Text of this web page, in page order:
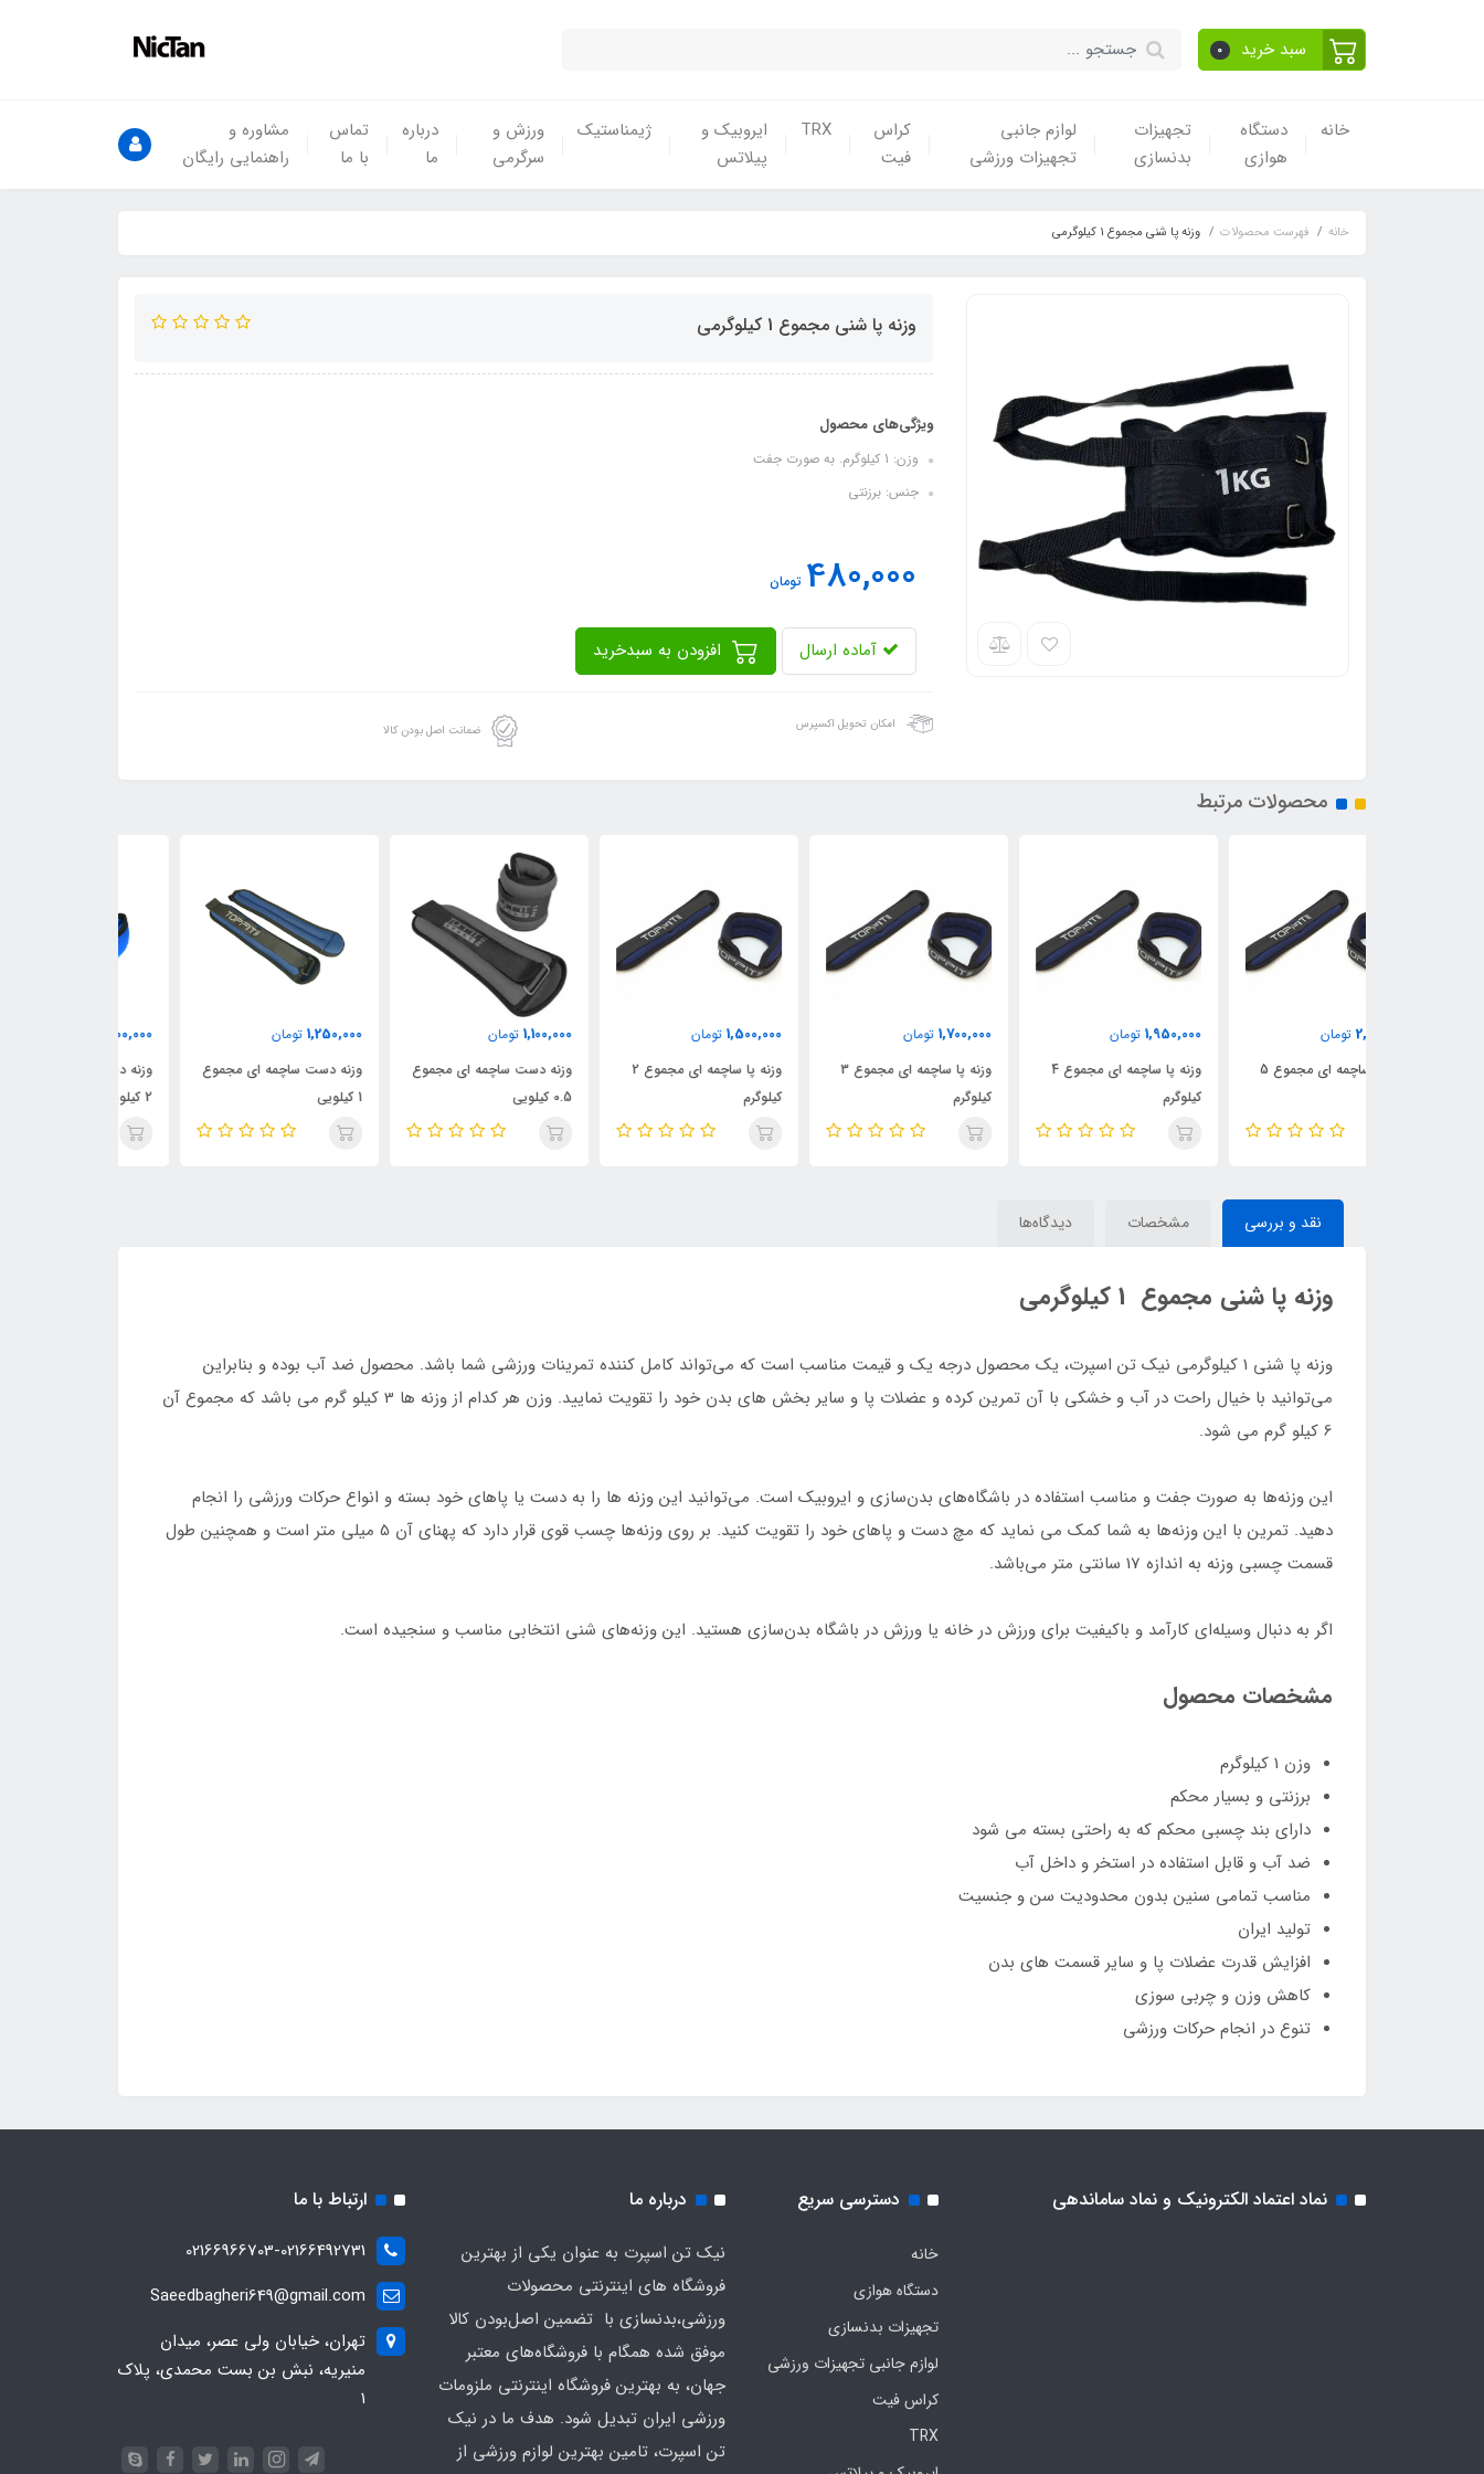
سبد خرید 0
خانه
دستگاه
هوازی
تجهیزات
بدنسازی
لوازم جانبی
تجهیزات ورزشی
کراس
فیت
TRX
ایروبیک و
پیلاتس
ژیمناستیک
ورزش و
سرگرمی
درباره
ما
تماس
با ما
مشاوره و
راهنمایی رایگان
خانه فهرست محصولات وزنه پا شنی مجموع 1 کیلوگرمی
وزنه پا شنی مجموع 1 کیلوگرمی
ویژگی‌های محصول
وزن: 1 کیلوگرم. به صورت جفت
جنس: برزنتی
480,000 تومان
آماده ارسال
امکان تحویل اکسپرس ضمانت اصل بودن کالا
محصولات مرتبط
1,950,000
وزنه پا ساچمه ای مجموع 4
1,700,000
وزنه پا ساچمه ای مجموع 3
1,500,000
وزنه پا ساچمه ای مجموع 2
1,100,000
وزنه دست ساچمه ای مجموع
1,250,000
وزنه دست ساچمه ای مجموع
1,500,000
وزنه دست ساچمه ای مجموع
نقد و بررسی مشخصات دیدگاه‌ها
وزنه پا شنی مجموع 1 کیلوگرمی
وزنه پا شنی 1 کیلوگرمی نیک تن اسپرت، یک محصول درجه یک و قیمت مناسب است که می‌تواند کامل کننده تمرینات ورزشی شما باشد. محصول ضد آب بوده و بنابراین
می‌توانید با خیال راحت در آب و خشکی با آن تمرین کرده و عضلات پا و سایر بخش های بدن خود را تقویت نمایید. وزن هر کدام از وزنه ها 3 کیلو گرم می باشد که مجموع آن
6 کیلو گرم می شود.
این وزنه‌ها به ‌صورت جفت و مناسب استفاده در باشگاه‌های بدن‌سازی و ایروبیک است. می‌توانید این وزنه ها را به دست یا پاهای خود بسته و انواع حرکات ورزشی را انجام
دهید. تمرین با این وزنه‌ها به شما کمک می نماید که مچ دست ‌و پاهای خود را تقویت کنید. بر روی وزنه‌ها چسب قوی قرار دارد که پهنای آن 5 میلی متر است و همچنین طول
قسمت چسبی وزنه به اندازه 17 سانتی متر می‌باشد.
اگر به دنبال وسیله‌ای کارآمد و باکیفیت برای ورزش در خانه یا ورزش در باشگاه بدن‌سازی هستید. این وزنه‌های شنی انتخابی مناسب و سنجیده است.
مشخصات محصول
وزن 1 کیلوگرم
برزنتی و بسیار محکم
دارای بند چسبی محکم که به راحتی بسته می شود
ضد آب و قابل استفاده در استخر و داخل آب
مناسب تمامی سنین بدون محدودیت سن و جنسیت
تولید ایران
افزایش قدرت عضلات پا و سایر قسمت های بدن
کاهش وزن و چربی سوزی
تنوع در انجام حرکات ورزشی
نماد اعتماد الکترونیک و نماد ساماندهی دسترسی سریع
خانه
دستگاه هوازی
تجهیزات بدنسازی
لوازم جانبی تجهیزات ورزشی
کراس فیت
TRX
درباره ما
نیک تن اسپرت به عنوان یکی از بهترین
فروشگاه های اینترنتی محصولات
ورزشی،بدنسازی با تضمین اصل‌بودن کالا
موفق شده همگام با فروشگاه‌های معتبر
جهان، به بهترین فروشگاه اینترنتی ملزومات
ورزشی ایران تبدیل شود. هدف ما در نیک
تن اسپرت، تامین بهترین لوازم ورزشی از
ارتباط با ما
02166966703-02166492731
Saeedbagheri649@gmail.com
تهران، خیابان ولی عصر، میدان
منیریه، نبش بن بست محمدی، پلاک
۱